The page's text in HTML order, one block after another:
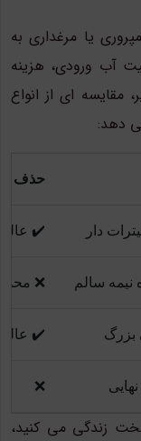
یا مرغداری به
آب ورودی، هزینه
مقایسه ای از انواع
دهد:
حذف
دار ✔️
نیمه سالم ❌
بزرگ ✔️
❌
زندگی می کنید،